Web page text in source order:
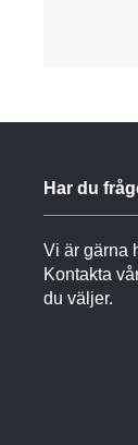
Har du
Vi är gärna
Kontakta
du väljer.